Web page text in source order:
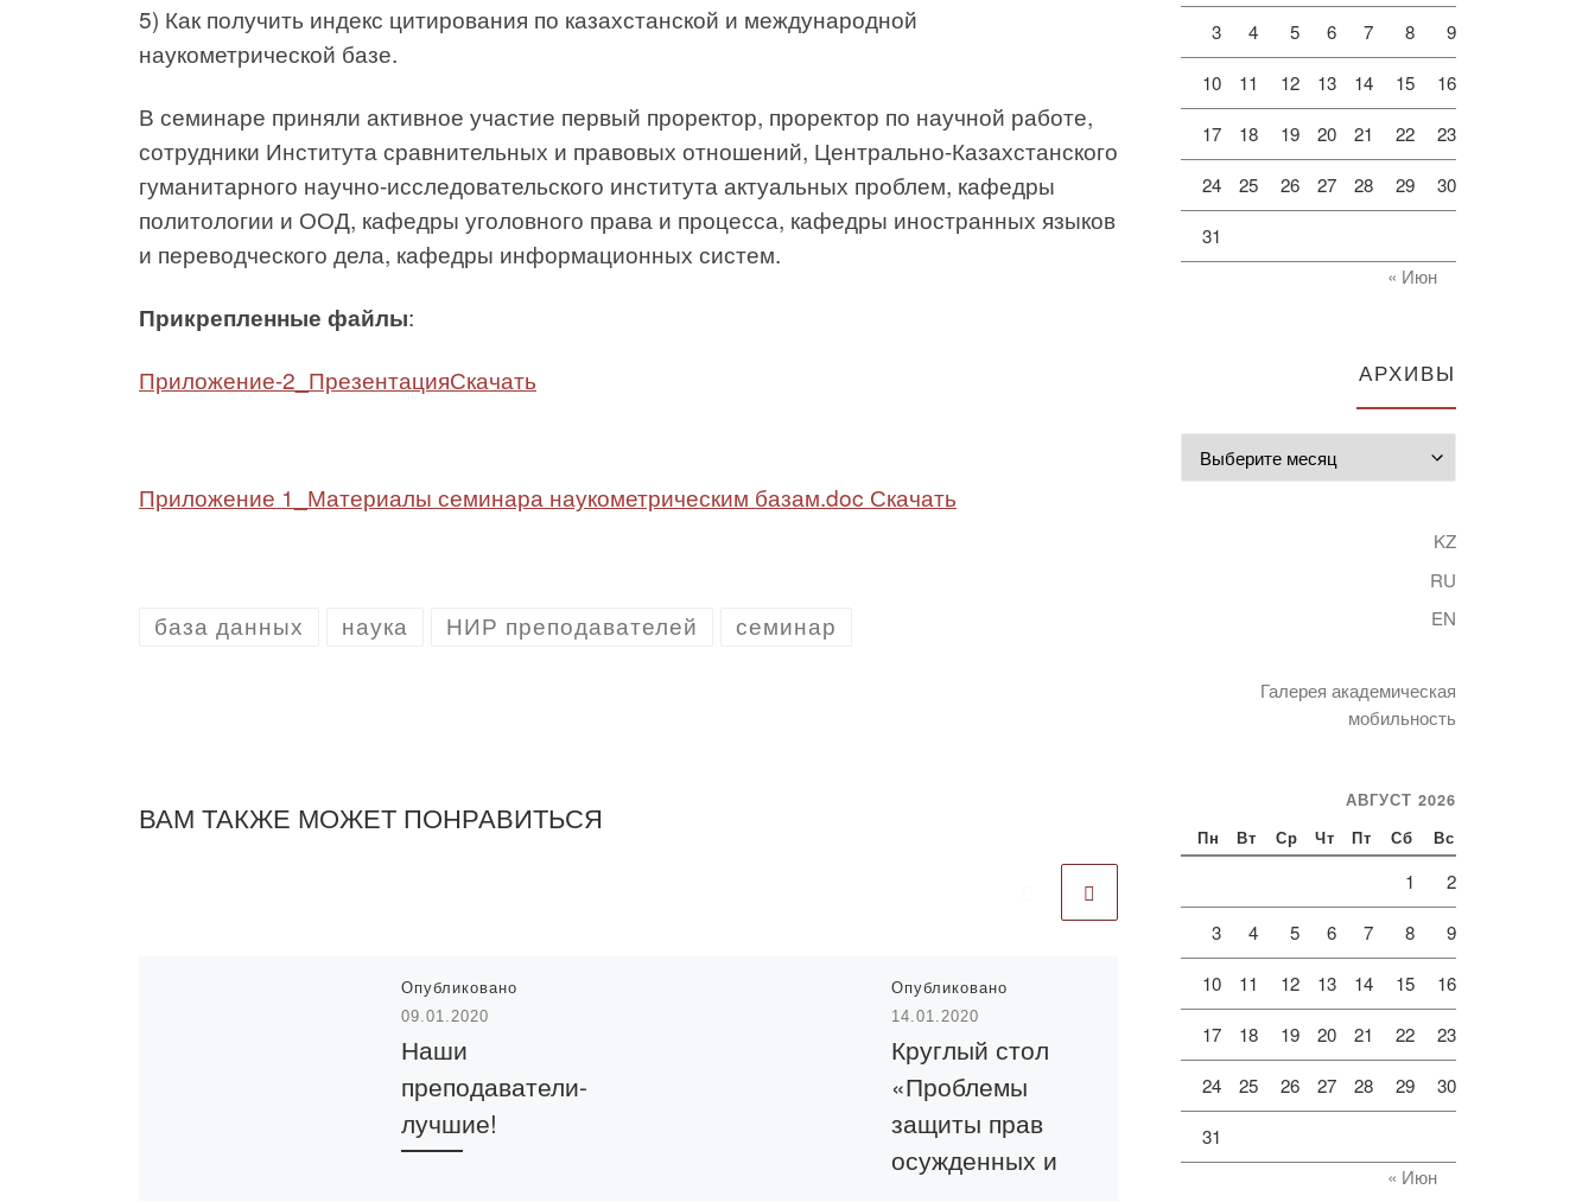
5) Как получить индекс цитирования по казахстанской и международной
наукометрической базе.
В семинаре приняли активное участие первый проректор, проректор по научной работе,
сотрудники Института сравнительных и правовых отношений, Центрально-Казахстанского
гуманитарного научно-исследовательского института актуальных проблем, кафедры
политологии и ООД, кафедры уголовного права и процесса, кафедры иностранных языков
и переводческого дела, кафедры информационных систем. ​
Прикрепленные файлы:
Приложение-2_ПрезентацияСкачать
Приложение 1_Материалы семинара наукометрическим базам.doc Скачать
база данных наука НИР преподавателей семинар
ВАМ ТАКЖЕ МОЖЕТ ПОНРАВИТЬСЯ
Опубликовано
09.01.2020
Наши
преподаватели-
лучшие!
Опубликовано
14.01.2020
Круглый стол
«Проблемы
защиты прав
осужденных и
Опубликовано
Участие в работе
научной
конференции по
вопросам
3 4 5 6 7 8 9
10 11 12 13 14 15 16
17 18 19 20 21 22 23
24 25 26 27 28 29 30
31
« Июн
АРХИВЫ
KZ
RU
EN
Галерея академическая
мобильность
АВГУСТ 2026
Пн Вт Ср Чт Пт Сб Вс
1 2
3 4 5 6 7 8 9
10 11 12 13 14 15 16
17 18 19 20 21 22 23
24 25 26 27 28 29 30
31
« Июн